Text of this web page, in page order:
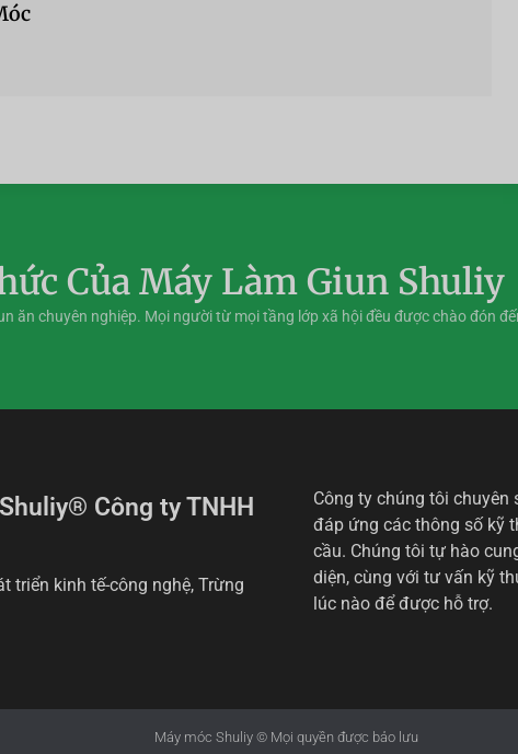
Của Máy Làm Giun Shuliy
ăn chuyên nghiệp. Mọi người từ mọi tầng lớp xã hội đều được chào đón
Công ty TNHH
triển kinh tế-công nghệ, Trừng
Công ty chúng tôi
đáp ứng các thông số kỹ
cầu. Chúng tôi tự hào
diện, cùng với tư vấn kỹ
lúc nào để được hỗ trợ.
Máy móc Shuliy © Mọi quyền được bảo lưu